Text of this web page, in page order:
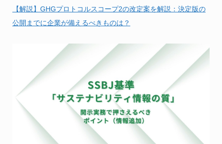
【解説】GHGプロトコルスコープ2の改定案を解説：決定版の
公開までに企業が備えるべきものは？